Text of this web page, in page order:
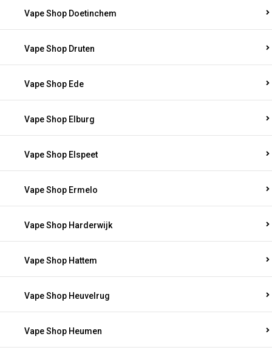
Vape Shop Doetinchem
Vape Shop Druten
Vape Shop Ede
Vape Shop Elburg
Vape Shop Elspeet
Vape Shop Ermelo
Vape Shop Harderwijk
Vape Shop Hattem
Vape Shop Heuvelrug
Vape Shop Heumen